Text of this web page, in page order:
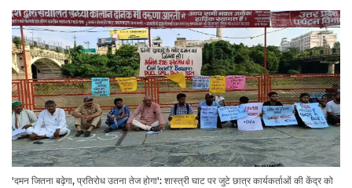
'दमन जितना बढ़ेगा, प्रतिरोध उतना तेज होगा': शास्त्री घाट पर जुटे छात्र कार्यकर्ताओं की केंद्र को